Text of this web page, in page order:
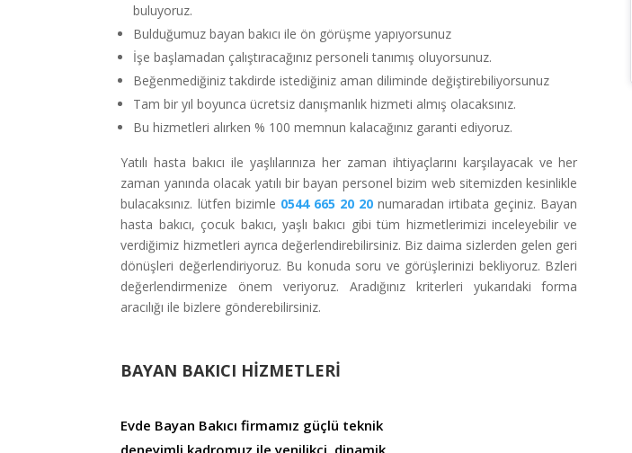
buluyoruz.
Bulduğumuz bayan bakıcı ile ön görüşme yapıyorsunuz
İşe başlamadan çalıştıracağınız personeli tanımış oluyorsunuz.
Beğenmediğiniz takdirde istediğiniz aman diliminde değiştirebiliyorsunuz
Tam bir yıl boyunca ücretsiz danışmanlık hizmeti almış olacaksınız.
Bu hizmetleri alırken % 100 memnun kalacağınız garanti ediyoruz.
Yatılı hasta bakıcı ile yaşlılarınıza her zaman ihtiyaçlarını karşılayacak ve her
zaman yanında olacak yatılı bir bayan personel bizim web sitemizden kesinlikle
bulacaksınız. lütfen bizimle 0544 665 20 20 numaradan irtibata geçiniz. Bayan
hasta bakıcı, çocuk bakıcı, yaşlı bakıcı gibi tüm hizmetlerimizi inceleyebilir ve
verdiğimiz hizmetleri ayrıca değerlendirebilirsiniz. Biz daima sizlerden gelen geri
dönüşleri değerlendiriyoruz. Bu konuda soru ve görüşlerinizi bekliyoruz. Bzleri
değerlendirmenize önem veriyoruz. Aradığınız kriterleri yukarıdaki forma
aracılığı ile bizlere gönderebilirsiniz.
BAYAN BAKICI HİZMETLERİ
Evde Bayan Bakıcı firmamız güçlü teknik